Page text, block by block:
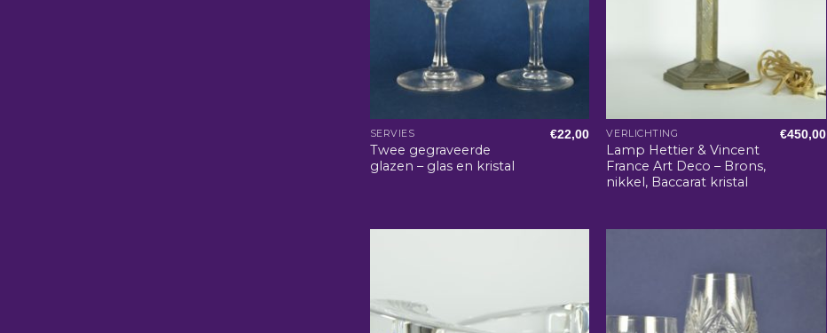
SERVIES
Twee gegraveerde
glazen – glas en kristal
€22,00 VERLICHTING
Lamp Hettier & Vincent
France Art Deco – Brons,
nikkel, Baccarat kristal
€450,00